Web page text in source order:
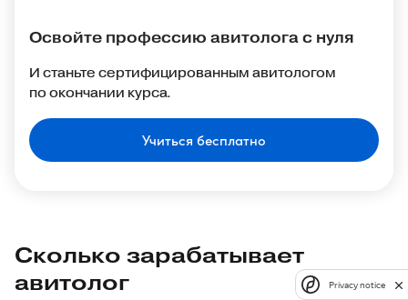
Освойте профессию авитолога с нуля
И станьте сертифицированным авитологом
по окончании курса.
Учиться бесплатно
Сколько зарабатывает
авитолог
Privacy notice